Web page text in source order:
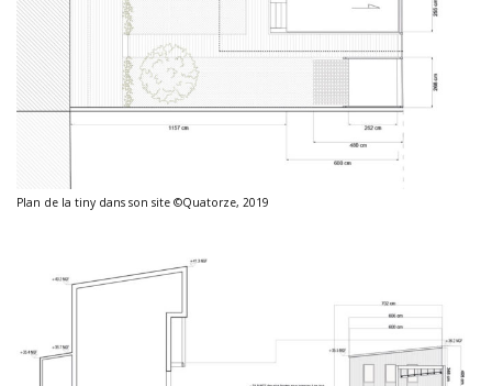
Plan de la tiny dans son site ©Quatorze, 2019